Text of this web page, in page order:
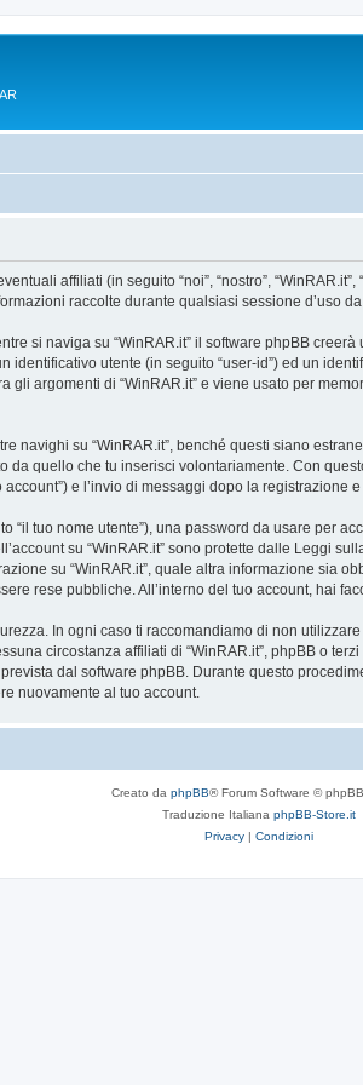
affiliati (in seguito “noi”, “nostro”, “WinRAR.it”,
raccolte durante qualsiasi sessione d’uso
si naviga su “WinRAR.it” il software phpBB
utente (in seguito “user-id”) ed un
gli argomenti di “WinRAR.it” e viene usato per
navighi su “WinRAR.it”, benché questi siano
quello che tu inserisci volontariamente. Con
e l’invio di messaggi dopo la registrazione
“il tuo nome utente”), una password da usare per
su “WinRAR.it” sono protette dalle Leggi
su “WinRAR.it”, quale altra informazione sia
rese pubbliche. All’interno del tuo account, hai
In ogni caso ti raccomandiamo di non
circostanza affiliati di “WinRAR.it”, phpBB o
dal software phpBB. Durante questo
nuovamente al tuo account.
Creato da phpBB® Forum Software ©
Traduzione Italiana phpBB-Store.it
Privacy | Condizioni